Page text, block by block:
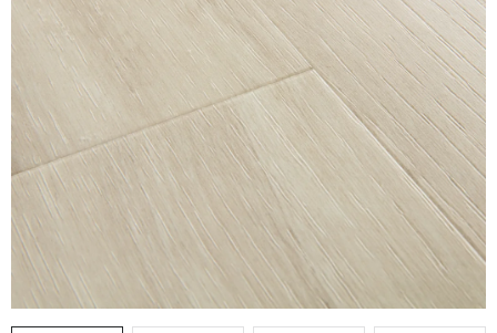
KLIKY & KOVÁNÍ
B2B REALIZACE Kontakty O nás
Proč s námi
Vrácení, výměna zboží
Obchodní podmínky
Reklamační řád
Posuzování Jakosti
GDPR FAQ